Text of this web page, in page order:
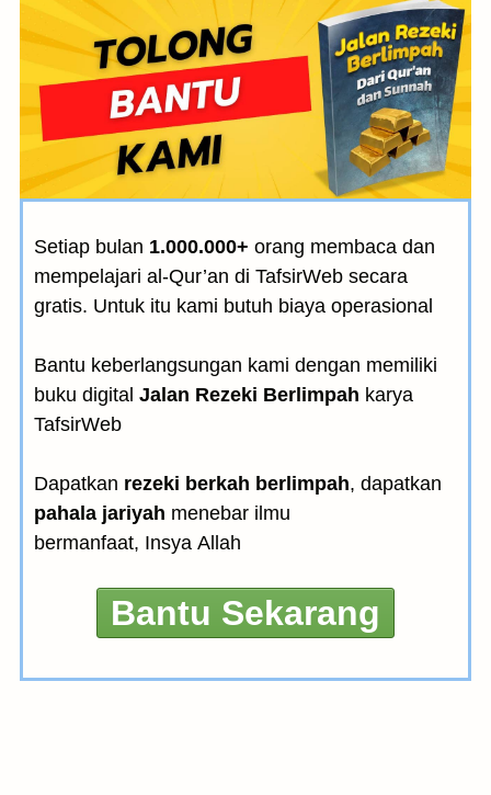
Setiap bulan 1.000.000+ orang membaca dan
mempelajari al-Qur’an di TafsirWeb secara
gratis. Untuk itu kami butuh biaya operasional
Bantu keberlangsungan kami dengan memiliki
buku digital Jalan Rezeki Berlimpah karya
TafsirWeb
Dapatkan rezeki berkah berlimpah, dapatkan
pahala jariyah menebar ilmu
bermanfaat, Insya Allah
Bantu Sekarang